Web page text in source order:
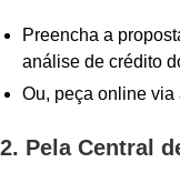
Preencha a
análise de crédito
Ou, peça online via
2. Pela Central